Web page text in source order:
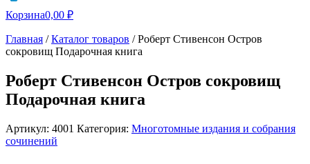
Корзина0,00 ₽
Главная /Каталог товаров /Роберт Стивенсон Остров
сокровищ Подарочная книга
Роберт Стивенсон Остров сокровищ
Подарочная книга
Артикул: 4001 Категория: Многотомные издания и собрания
сочинений